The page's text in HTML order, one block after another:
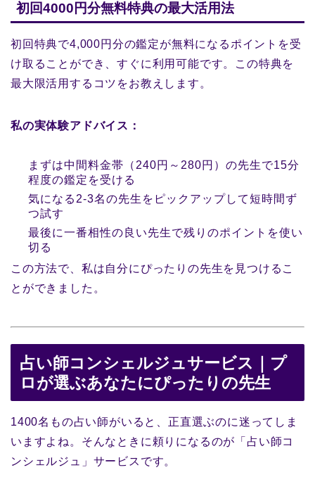
初回4000円分無料特典の最大活用法
初回特典で4,000円分の鑑定が無料になるポイントを受
け取ることができ、すぐに利用可能です。この特典を
最大限活用するコツをお教えします。
私の実体験アドバイス：
まずは中間料金帯（240円～280円）の先生で15分
程度の鑑定を受ける
気になる2-3名の先生をピックアップして短時間ず
つ試す
最後に一番相性の良い先生で残りのポイントを使い
切る
この方法で、私は自分にぴったりの先生を見つけるこ
とができました。
占い師コンシェルジュサービス｜プ
ロが選ぶあなたにぴったりの先生
1400名もの占い師がいると、正直選ぶのに迷ってしま
いますよね。そんなときに頼りになるのが「占い師コ
ンシェルジュ」サービスです。